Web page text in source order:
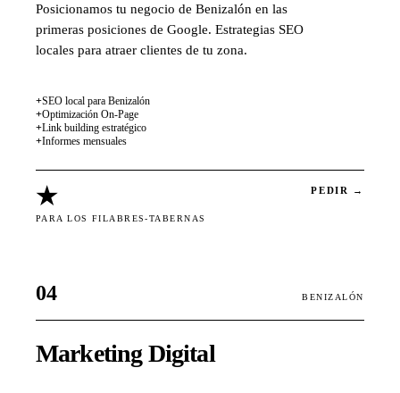
Posicionamos tu negocio de Benizalón en las
primeras posiciones de Google. Estrategias SEO
locales para atraer clientes de tu zona.
+SEO local para Benizalón
+Optimización On-Page
+Link building estratégico
+Informes mensuales
★
PARA LOS FILABRES-TABERNAS
PEDIR →
04 BENIZALÓN
Marketing Digital